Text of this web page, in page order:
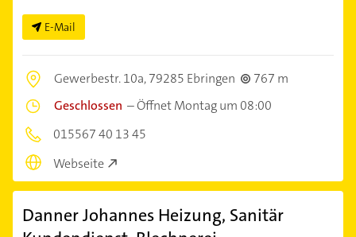
E-Mail
Gewerbestr. 10a,79285 Ebringen
767 m
Geschlossen –Öffnet Montag um 08:00
015567 40 13 45
Webseite
Danner Johannes Heizung, Sanitär